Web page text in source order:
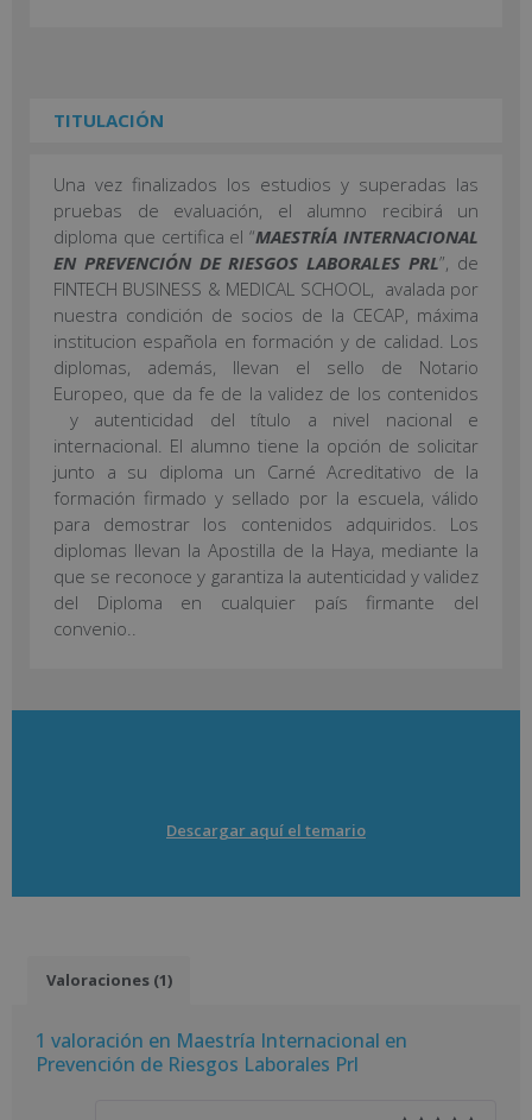
TITULACIÓN
Una vez finalizados los estudios y superadas las
pruebas de evaluación, el alumno recibirá un
diploma que certifica el “MAESTRÍA INTERNACIONAL
EN PREVENCIÓN DE RIESGOS LABORALES PRL”, de
FINTECH BUSINESS & MEDICAL SCHOOL, avalada por
nuestra condición de socios de la CECAP, máxima
institucion española en formación y de calidad. Los
diplomas, además, llevan el sello de Notario
Europeo, que da fe de la validez de los contenidos
y autenticidad del título a nivel nacional e
internacional. El alumno tiene la opción de solicitar
junto a su diploma un Carné Acreditativo de la
formación firmado y sellado por la escuela, válido
para demostrar los contenidos adquiridos. Los
diplomas llevan la Apostilla de la Haya, mediante la
que se reconoce y garantiza la autenticidad y validez
del Diploma en cualquier país firmante del
convenio..
Descargar aquí el temario
Valoraciones (1)
1 valoración en Maestría Internacional en
Prevención de Riesgos Laborales Prl